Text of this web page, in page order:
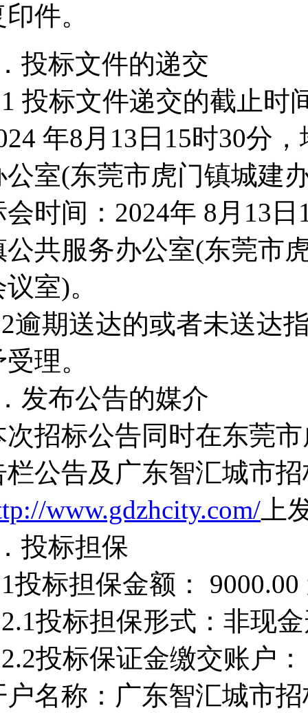
件。
投标文件的递交
投标文件递交的截止时
年8月13日15时30分
公室(东莞市虎门镇城建
会时间：2024年 8月13
公共服务办公室(东莞市
室)。
逾期送达的或者未送达
理。
发布公告的媒介
次招标公告同时在东莞
栏公告及广东智汇城市
www.gdzhcity.com/ 上
投标担保
投标担保金额： 9000.00
投标担保形式：非现
投标保证金缴交账户：
户名称：广东智汇城市